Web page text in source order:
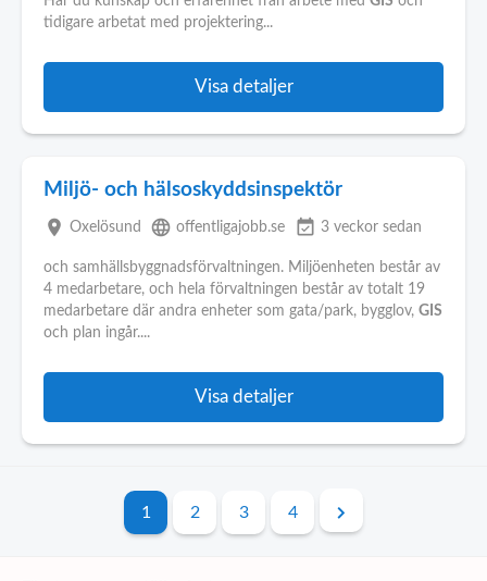
tidigare arbetat med projektering...
Visa detaljer
Miljö- och hälsoskyddsinspektör
place Oxelösund language offentligajobb.se event_available 3 veckor sedan
och samhällsbyggnadsförvaltningen. Miljöenheten består av
4 medarbetare, och hela förvaltningen består av totalt 19
medarbetare där andra enheter som gata/park, bygglov, GIS
och plan ingår....
Visa detaljer
1 2 3 4